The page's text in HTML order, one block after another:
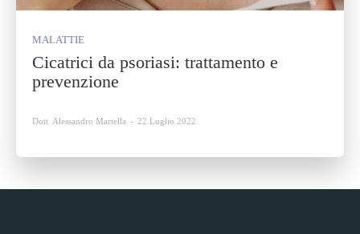
MALATTIE
Cicatrici da psoriasi: trattamento e
prevenzione
Dott. Alessandro Martella - 22 Luglio 2022